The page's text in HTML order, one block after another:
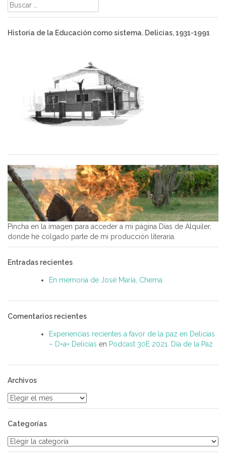
Buscar:
Historia de la Educación como sistema. Delicias, 1931-1991
Pincha en la imagen para acceder a mi página Días de Alquiler,
donde he colgado parte de mi producción literaria.
Entradas recientes
En memoria de José María, Chema
Comentarios recientes
Experiencias recientes a favor de la paz en Delicias
– D=a= Delicias en Podcast 30E 2021. Día de la Paz
Archivos
Archivos
Categorías
Categorías